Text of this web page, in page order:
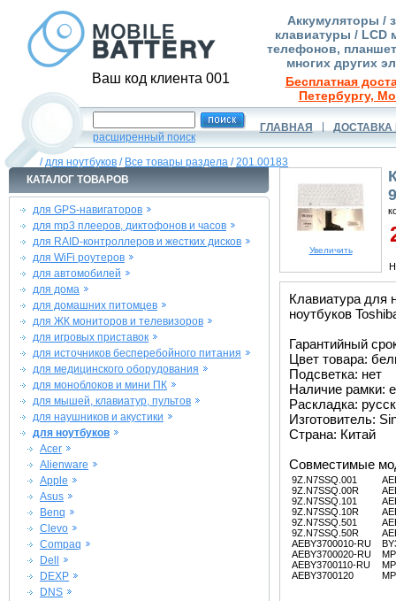
Ваш код клиента 001
Аккумуляторы /
клавиатуры / LCD
телефонов,
многих других
Бесплатная
Петербургу,
расширенный поиск
ГЛАВНАЯ ДОСТАВКА
/для ноутбуков / Все товары раздела /201.00183
КАТАЛОГ ТОВАРОВ
для GPS-навигаторов
для mp3 плееров, диктофонов и часов
для RAID-контроллеров и жестких дисков
для WiFi роутеров
для автомобилей
для дома
для домашних питомцев
для ЖК мониторов и телевизоров
для игровых приставок
для источников бесперебойного питания
для медицинского оборудования
для моноблоков и мини ПК
для мышей, клавиатур, пультов
для наушников и акустики
для ноутбуков
Acer
Alienware
Apple
Asus
Benq
Clevo
Compaq
Dell
DEXP
DNS
Увеличить
Клавиатура для
ноутбуков
Гарантийный
Цвет товара:
Подсветка: нет
Наличие рамки:
Раскладка:
Изготовитель:
Страна: Китай
Совместимые
9Z.N7SSQ.001
9Z.N7SSQ.00R
9Z.N7SSQ.101
9Z.N7SSQ.10R
9Z.N7SSQ.501
9Z.N7SSQ.50R
AEBY3700010-RU
AEBY3700020-RU
AEBY3700110-RU
AEBY3700120